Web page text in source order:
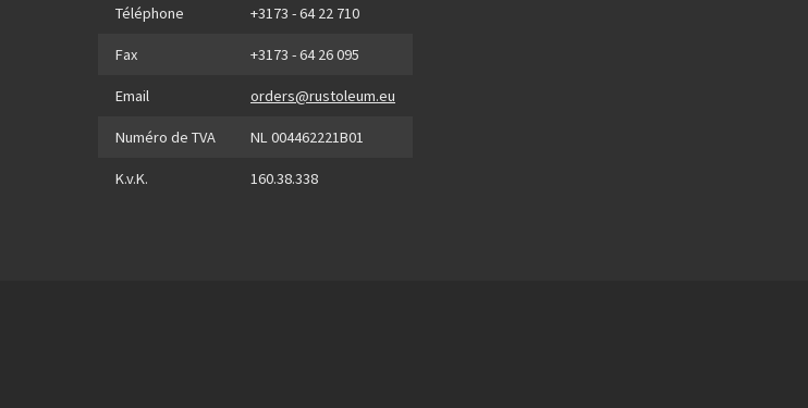
Téléphone +3173 - 64 22 710
Fax +3173 - 64 26 095
Email orders@rustoleum.eu
Numéro de TVA NL 004462221B01
K.v.K. 160.38.338